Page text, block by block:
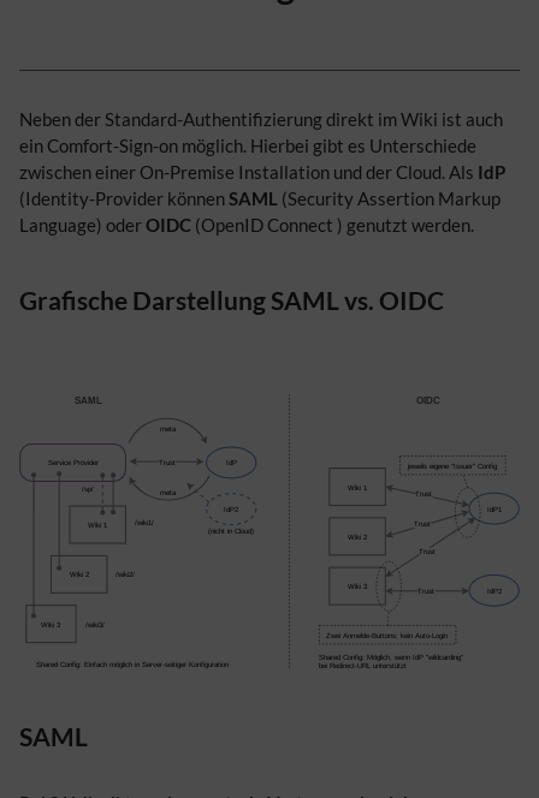
Neben der Standard-Authentifizierung direkt im Wiki ist auch
ein Comfort-Sign-on möglich. Hierbei gibt es Unterschiede
zwischen einer On-Premise Installation und der Cloud. Als IdP
(Identity-Provider könnenSAML (Security Assertion Markup
Language) oderOIDC (OpenID Connect ) genutzt werden.
Grafische Darstellung SAML vs. OIDC
SAML